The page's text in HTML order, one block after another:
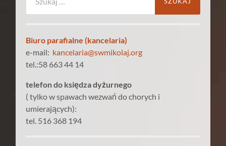
Biuro parafialne (kancelaria)
e-mail: kancelaria@swmikolaj.org
tel.:58 663 44 14
telefon do księdza dyżurnego
( tylko w spawach wezwań do chorych i
umierających):
tel. 516 368 194